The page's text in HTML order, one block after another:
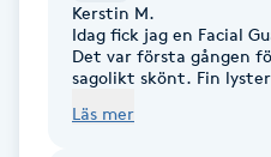
Friskvårdsmassage
Kerstin M.
Idag fick jag en Facial
Det var första gången
sagolikt skönt. Fin
blir inte besviken hos
Läs mer